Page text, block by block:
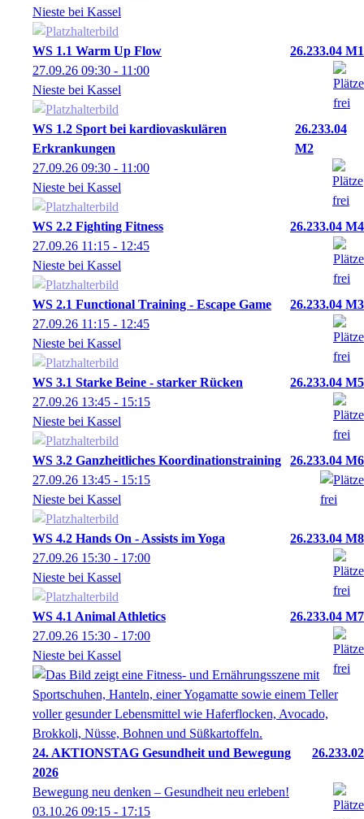
Nieste bei Kassel
WS 1.1 Warm Up Flow
26.233.04 M1
27.09.26 09:30 - 11:00
Nieste bei Kassel
WS 1.2 Sport bei kardiovaskulären
Erkrankungen
26.233.04
M2
27.09.26 09:30 - 11:00
Nieste bei Kassel
WS 2.2 Fighting Fitness
26.233.04 M4
27.09.26 11:15 - 12:45
Nieste bei Kassel
WS 2.1 Functional Training - Escape Game
26.233.04 M3
27.09.26 11:15 - 12:45
Nieste bei Kassel
WS 3.1 Starke Beine - starker Rücken
26.233.04 M5
27.09.26 13:45 - 15:15
Nieste bei Kassel
WS 3.2 Ganzheitliches Koordinationstraining
26.233.04 M6
27.09.26 13:45 - 15:15
Nieste bei Kassel
WS 4.2 Hands On - Assists im Yoga
26.233.04 M8
27.09.26 15:30 - 17:00
Nieste bei Kassel
WS 4.1 Animal Athletics
26.233.04 M7
27.09.26 15:30 - 17:00
Nieste bei Kassel
24. AKTIONSTAG Gesundheit und Bewegung
2026
26.233.02
Bewegung neu denken – Gesundheit neu erleben!
03.10.26 09:15 - 17:15